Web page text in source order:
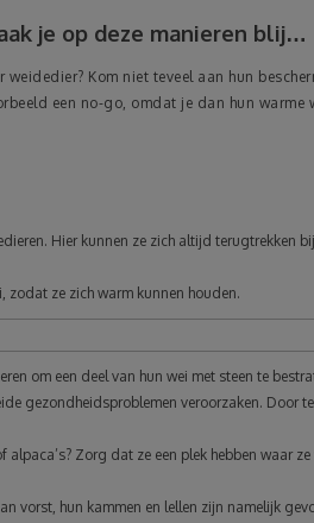
je op deze manieren blij…
Kom niet teveel aan hun
een no-go, omdat je dan hun warme
Hier kunnen ze zich altijd terugtrekken
zodat ze zich warm kunnen houden.
om een deel van hun wei met steen te
gezondheidsproblemen veroorzaken. Door
alpaca’s? Zorg dat ze een plek hebben waar
vorst, hun kammen en lellen zijn namelijk